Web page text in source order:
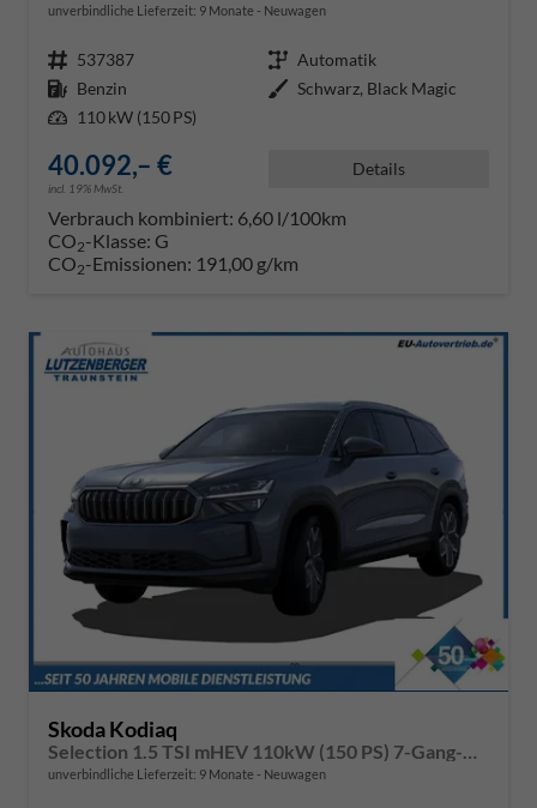
unverbindliche Lieferzeit: 9 Monate Neuwagen
Fahrzeugnr. 537387 Getriebe Automatik
Kraftstoff Benzin Außenfarbe Schwarz, Black Magic
Leistung 110 kW (150 PS)
40.092,– €
incl. 19% MwSt.
Details
Verbrauch kombiniert: 6,60 l/100km
CO2-Klasse: G
CO2-Emissionen: 191,00 g/km
Skoda Kodiaq
unverbindliche Lieferzeit: 9 Monate Neuwagen